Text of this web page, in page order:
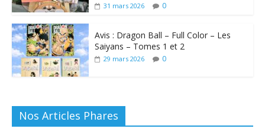
31 mars 2026 0
Avis : Dragon Ball – Full Color – Les
Saiyans – Tomes 1 et 2
29 mars 2026 0
Nos Articles Phares